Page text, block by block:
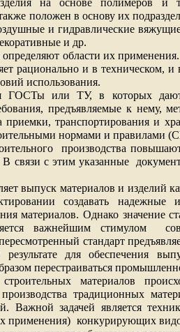
на основе полимеров и
положен в основу их
и гидравлические
и др.
области их применения.
рационально и в техническом, и
использования.
ГОСТы или ТУ, в которых
предъявляемые к нему,
приемки, транспортирования и
нормами и правилами
производства
В связи с этим указанные
выпуск материалов и изделий
создавать надежные и
материалов. Однако значение
важнейшим стимулом
стандарт
для обеспечения
перестраиваться
материалов
традиционных
задачей является
применения) конкурирующих